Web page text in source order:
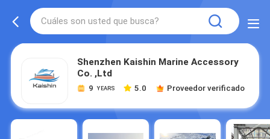
Shenzhen Kaishin Marine Accessory
Co. ,Ltd
9 YEARS 5.0 Proveedor verificado